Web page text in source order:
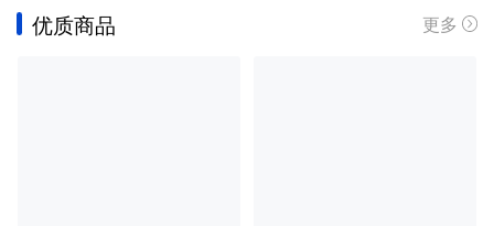
优质商品 更多